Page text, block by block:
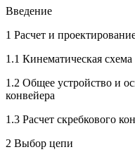
Введение
1 Расчет и
1.1 Кинематическая схема
1.2 Общее устройство и
конвейера
1.3 Расчет скребкового
2 Выбор цепи